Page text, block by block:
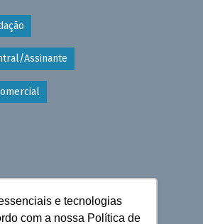
e tecnologias
com a nossa Política de
Assinante